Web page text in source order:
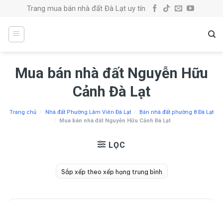
content
Trang mua bán nhà đất Đà Lạt uy tín
Mua bán nhà đất Nguyễn Hữu
Cảnh Đà Lạt
Trang chủ / Nhà đất Phường Lâm Viên Đà Lạt /
Bán nhà đất phường 8 Đà Lạt
/
Mua bán nhà đất Nguyễn Hữu Cảnh Đà Lạt
LỌC